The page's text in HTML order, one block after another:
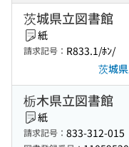
茨城県立図書館
紙
請求記号： R833.1/ﾎﾝ/
茨城
栃木県立図書館
紙
請求記号： 833-312-015